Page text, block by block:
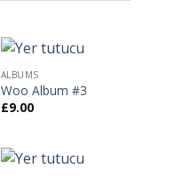
ALBUMS
Woo Album #3
£9.00